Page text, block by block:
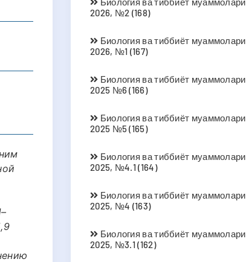
2026, №2 (168)
Биология ва тиббиёт муаммолари
2026, №1 (167)
Биология ва тиббиёт муаммолари
2025 №6 (166)
Биология ва тиббиёт муаммолари
2025 №5 (165)
Биология ва тиббиёт муаммолари
2025, №4.1 (164)
Биология ва тиббиёт муаммолари
2025, №4 (163)
Биология ва тиббиёт муаммолари
2025, №3.1 (162)